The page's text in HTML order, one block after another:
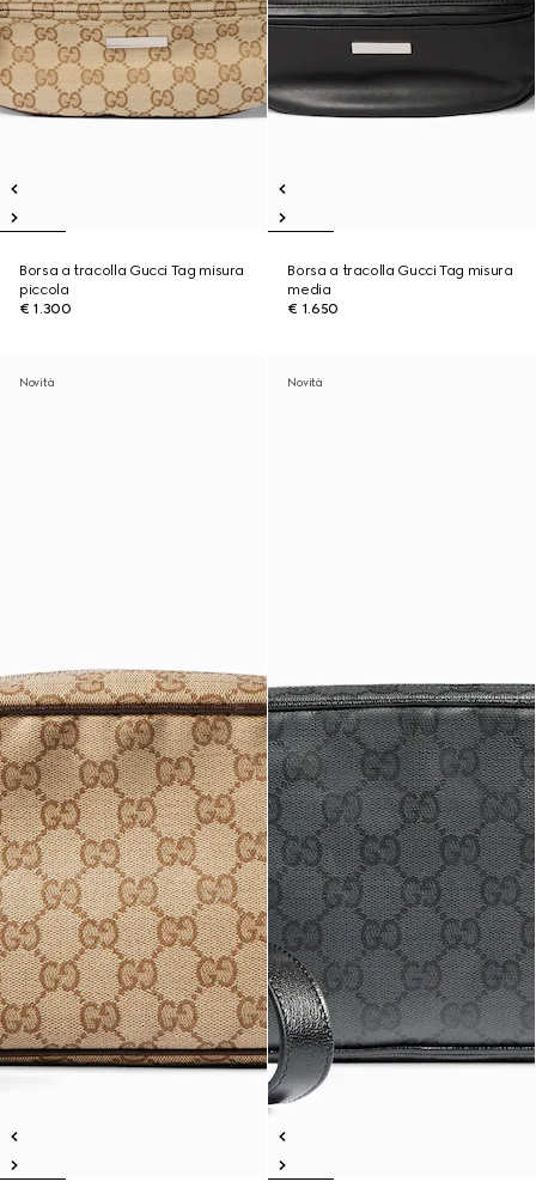
Borsa a tracolla Gucci Tag misura
piccola
€ 1.300
Borsa a tracolla Gucci Tag misura
media
€ 1.650
Novità Novità